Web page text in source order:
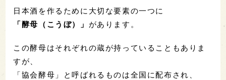
日本酒を作るために大切な要素の一つに
「酵母（こうぼ）」 があります。
この酵母はそれぞれの蔵が持っていることもありま
すが、
「協会酵母」と呼ばれるものは全国に配布され、